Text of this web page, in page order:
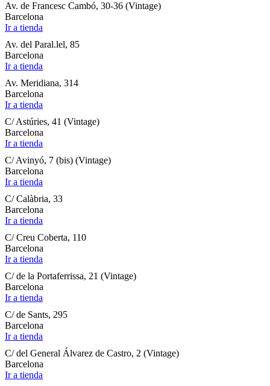
Av. de Francesc Cambó, 30-36 (Vintage)
Barcelona
Ir a tienda
Av. del Paral.lel, 85
Barcelona
Ir a tienda
Av. Meridiana, 314
Barcelona
Ir a tienda
C/ Astúries, 41 (Vintage)
Barcelona
Ir a tienda
C/ Avinyó, 7 (bis) (Vintage)
Barcelona
Ir a tienda
C/ Calàbria, 33
Barcelona
Ir a tienda
C/ Creu Coberta, 110
Barcelona
Ir a tienda
C/ de la Portaferrissa, 21 (Vintage)
Barcelona
Ir a tienda
C/ de Sants, 295
Barcelona
Ir a tienda
C/ del General Álvarez de Castro, 2 (Vintage)
Barcelona
Ir a tienda